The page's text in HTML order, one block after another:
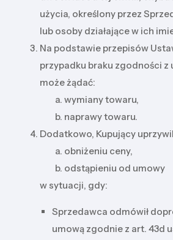
użycia, określony przez
lub osoby działające w ich
Na podstawie przepisów
przypadku braku zgodności z
może żądać:
wymiany towaru,
naprawy towaru.
Dodatkowo, Kupujący
obniżeniu ceny,
odstąpieniu od umowy
w sytuacji, gdy:
Sprzedawca odmówił
umową zgodnie z art. 43d